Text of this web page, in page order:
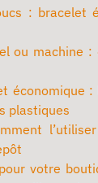
: bracelet
ou machine :
économique
plastiques
votre